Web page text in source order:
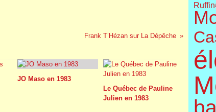
Frank T’Hézan sur La Dépêche
JO Maso en 1983
Le Québec de Pauline
Julien en 1983
Ruffin